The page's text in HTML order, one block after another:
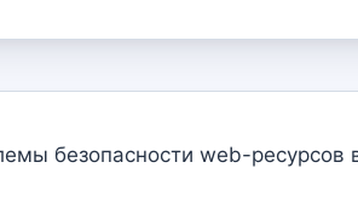
безопасности web-ресурсов